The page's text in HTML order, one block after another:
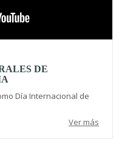
DE
Día Internacional de
Ver más